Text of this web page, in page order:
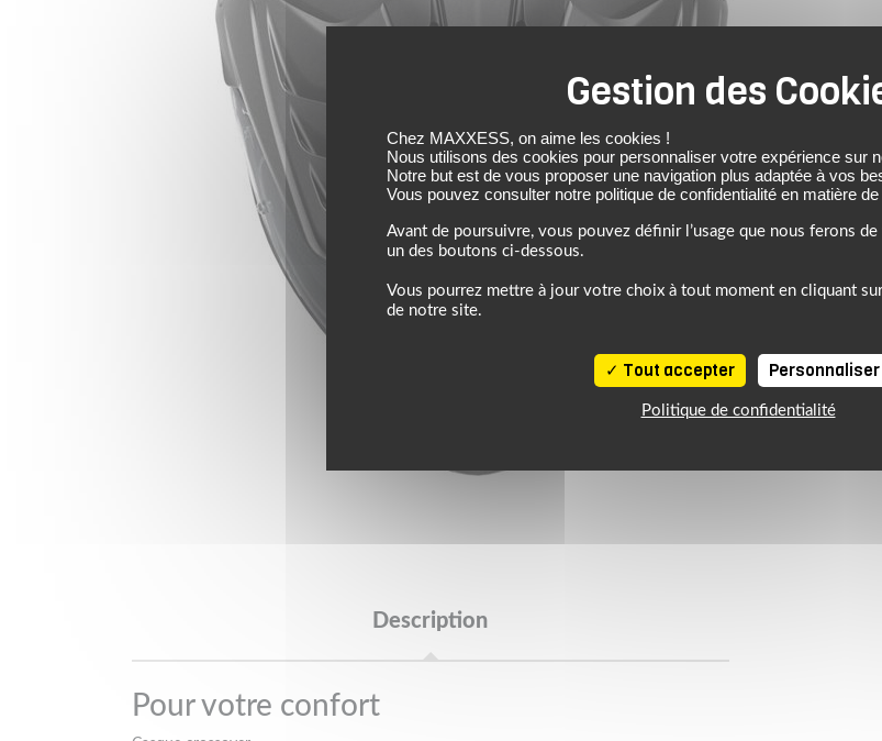
Description
Pour votre confort
Chez MAXXESS, on aime les cookies !
Nous utilisons des cookies pour personnaliser votre expérience sur
Notre but est de vous proposer une navigation plus adaptée à vos
Vous pouvez consulter notre politique de confidentialité en matière
Avant de poursuivre, vous pouvez définir l’usage que nous ferons
un des boutons ci-dessous.
Vous pourrez mettre à jour votre choix à tout moment en cliquant
de notre site.
Tout accepter Personnaliser
Politique de confidentialité